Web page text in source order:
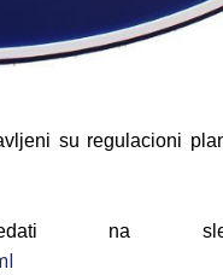
su regulacioni
na